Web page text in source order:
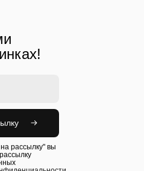
рассылку" вы